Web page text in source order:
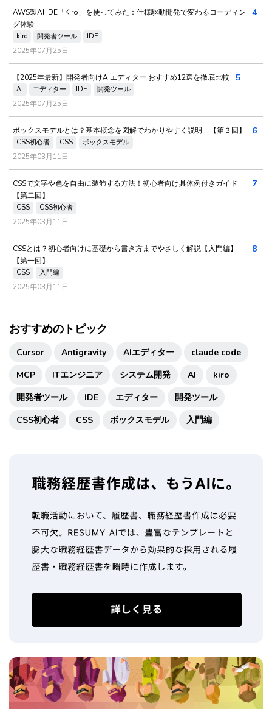
AWS製AI IDE「Kiro」を使ってみた：仕様駆動開発で変わるコーディン
グ体験
kiro 開発者ツール IDE
2025年07月25日
4
【2025年最新】開発者向けAIエディター おすすめ12選を徹底比較
AI エディター IDE 開発ツール
2025年07月25日
5
ボックスモデルとは？基本概念を図解でわかりやすく説明 【第３回】
CSS初心者 CSS ボックスモデル
2025年03月11日
6
CSSで文字や色を自由に装飾する方法！初心者向け具体例付きガイド
【第二回】
CSS CSS初心者
2025年03月11日
7
CSSとは？初心者向けに基礎から書き方までやさしく解説【入門編】
【第一回】
CSS 入門編
2025年03月11日
8
おすすめのトピック
Cursor Antigravity AIエディター
claude code
MCP
ITエンジニア システム開発 AI
kiro
開発者ツール
IDE エディター
開発ツール
CSS初心者
CSS ボックスモデル 入門編